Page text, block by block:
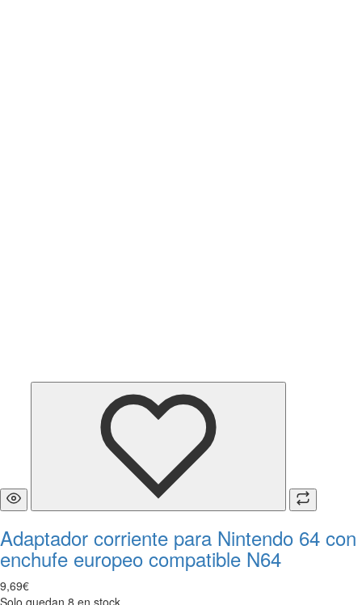
Adaptador corriente para Nintendo 64 con
enchufe europeo compatible N64
9,69€
Solo quedan 8 en stock